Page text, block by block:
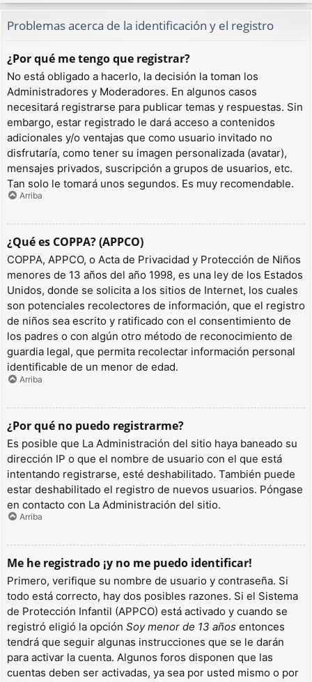
Problemas acerca de la identificación y el registro
¿Por qué me tengo que registrar?
No está obligado a hacerlo, la decisión la toman los
Administradores y Moderadores. En algunos casos
necesitará registrarse para publicar temas y respuestas. Sin
embargo, estar registrado le dará acceso a contenidos
adicionales y/o ventajas que como usuario invitado no
disfrutaría, como tener su imagen personalizada (avatar),
mensajes privados, suscripción a grupos de usuarios, etc.
Tan solo le tomará unos segundos. Es muy recomendable.
Arriba
¿Qué es COPPA? (APPCO)
COPPA, APPCO, o Acta de Privacidad y Protección de Niños
menores de 13 años del año 1998, es una ley de los Estados
Unidos, donde se solicita a los sitios de Internet, los cuales
son potenciales recolectores de información, que el registro
de niños sea escrito y ratificado con el consentimiento de
los padres o con algún otro método de reconocimiento de
guardia legal, que permita recolectar información personal
identificable de un menor de edad.
Arriba
¿Por qué no puedo registrarme?
Es posible que La Administración del sitio haya baneado su
dirección IP o que el nombre de usuario con el que está
intentando registrarse, esté deshabilitado. También puede
estar deshabilitado el registro de nuevos usuarios. Póngase
en contacto con La Administración del sitio.
Arriba
Me he registrado ¡y no me puedo identificar!
Primero, verifique su nombre de usuario y contraseña. Si
todo está correcto, hay dos posibles razones. Si el Sistema
de Protección Infantil (APPCO) está activado y cuando se
registró eligió la opción Soy menor de 13 años entonces
tendrá que seguir algunas instrucciones que se le darán
para activar la cuenta. Algunos foros disponen que las
cuentas deben ser activadas, ya sea por usted mismo o por